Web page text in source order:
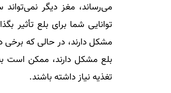
می‌رساند، مغز دیگر
توانایی شما برای بلع
مشکل دارند، در حالی که برخی
بلع مشکل دارند، ممکن است به
تغذیه نیاز داشته باشند.